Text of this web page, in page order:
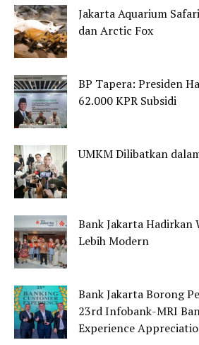
Jakarta Aquarium
dan Arctic Fox
BP Tapera: Presiden
62.000 KPR Subsidi
UMKM Dilibatkan
Bank Jakarta Hadirkan
Lebih Modern
Bank Jakarta Borong
23rd Infobank-MRI
Experience